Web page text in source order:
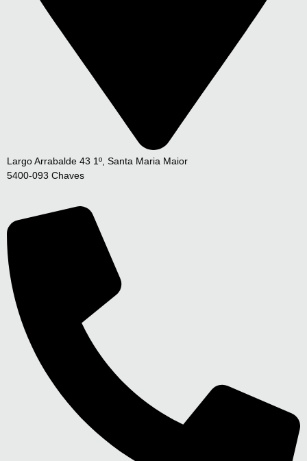
Largo Arrabalde 43 1º, Santa Maria Maior
5400-093 Chaves